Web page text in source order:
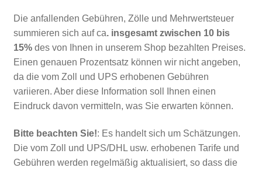
Die anfallenden Gebühren, Zölle und Mehrwertsteuer
summieren sich auf ca. insgesamt zwischen 10 bis
15%des von Ihnen in unserem Shop bezahlten Preises.
Einen genauen Prozentsatz können wir nicht angeben,
da die vom Zoll und UPS erhobenen Gebühren
variieren. Aber diese Information soll Ihnen einen
Eindruck davon vermitteln, was Sie erwarten können.
Bitte beachten Sie!: Es handelt sich um Schätzungen.
Die vom Zoll und UPS/DHL usw. erhobenen Tarife und
Gebühren werden regelmäßig aktualisiert, so dass die